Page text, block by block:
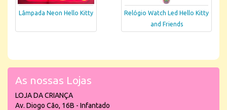
Lâmpada Neon Hello Kitty
Relógio Watch Led Hello Kitty
and Friends
As nossas Lojas
LOJA DA CRIANÇA
Av. Diogo Cão, 16B - Infantado